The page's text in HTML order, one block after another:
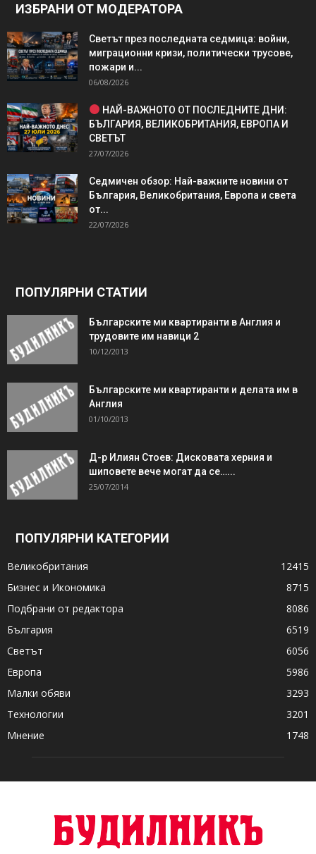
ИЗБРАНИ ОТ МОДЕРАТОРА
Светът през последната седмица: войни,
миграционни кризи, политически трусове,
пожари и...
06/08/2026
НАЙ-ВАЖНОТО ОТ ПОСЛЕДНИТЕ ДНИ:
БЪЛГАРИЯ, ВЕЛИКОБРИТАНИЯ, ЕВРОПА И
СВЕТЪТ
27/07/2026
Седмичен обзор: Най-важните новини от
България, Великобритания, Европа и света
от...
22/07/2026
ПОПУЛЯРНИ СТАТИИ
Българските ми квартиранти в Англия и
трудовите им навици 2
10/12/2013
Българските ми квартиранти и делата им в
Англия
01/10/2013
Д-р Илиян Стоев: Дисковата херния и
шиповете вече могат да се…...
25/07/2014
ПОПУЛЯРНИ КАТЕГОРИИ
Великобритания
12415
Бизнес и Икономика
8715
Подбрани от редактора
8086
България
6519
Светът
6056
Европа
5986
Малки обяви
3293
Технологии
3201
Мнение
1748